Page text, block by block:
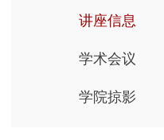
讲座信息
学术会议
学院掠影